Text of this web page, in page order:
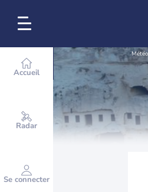
Accueil
Radar
Se connecter
Météo